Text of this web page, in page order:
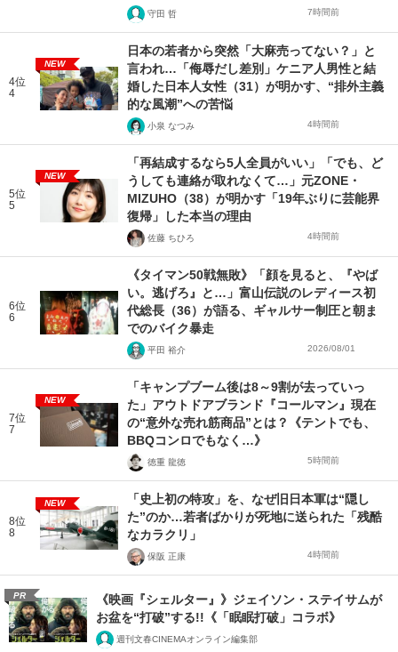
守田 哲 7時間前
4位
4
NEW
日本の若者から突然「大麻売ってない？」と
言われ…「侮辱だし差別」ケニア人男性と結
婚した日本人女性（31）が明かす、“排外主義
的な風潮”への苦悩
小泉 なつみ 4時間前
5位
5
NEW
「再結成するなら5人全員がいい」「でも、ど
うしても連絡が取れなくて…」元ZONE・
MIZUHO（38）が明かす「19年ぶりに芸能界
復帰」した本当の理由
佐藤 ちひろ 4時間前
6位
6
《タイマン50戦無敗》「顔を見ると、『やば
い。逃げろ』と…」富山伝説のレディース初
代総長（36）が語る、ギャルサー制圧と朝ま
でのバイク暴走
平田 裕介 2026/08/01
7位
7
NEW
「キャンプブーム後は8～9割が去っていっ
た」アウトドアブランド『コールマン』現在
の“意外な売れ筋商品”とは？《テントでも、
BBQコンロでもなく…》
徳重 龍徳 5時間前
8位
8
NEW
「史上初の特攻」を、なぜ旧日本軍は“隠し
た”のか…若者ばかりが死地に送られた「残酷
なカラクリ」
保阪 正康 4時間前
PR
《映画『シェルター』》ジェイソン・ステイサムが
お盆を“打破”する!!《「眠眠打破」コラボ》
週刊文春CINEMAオンライン編集部